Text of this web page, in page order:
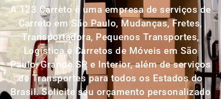
A 123 Carreto é uma empresa de serviços de
Carreto em São Paulo, Mudanças, Fretes,
Transportadora, Pequenos Transportes,
Logística e Carretos de Móveis em São
Paulo, Grande SP e Interior, além de serviços
de Transportes para todos os Estados do
Brasil. Solicite seu orçamento personalizado